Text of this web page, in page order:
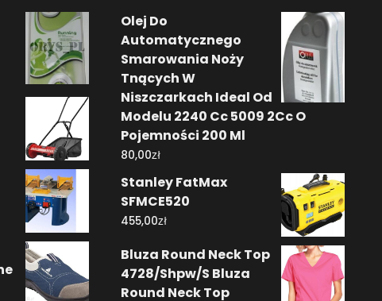
Olej Do
Automatycznego
Smarowania Noży
Tnących W
Niszczarkach Ideal Od
Modelu 2240 Cc 5009 2Cc O
Pojemności 200 Ml
80,00zł
Stanley FatMax
SFMCE520
455,00zł
Bluza Round Neck Top
4728/Shpw/S Bluza
Round Neck Top